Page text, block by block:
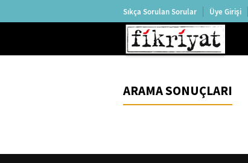
Sıkça Sorulan Sorular Üye Girişi
ARAMA SONUÇLARI